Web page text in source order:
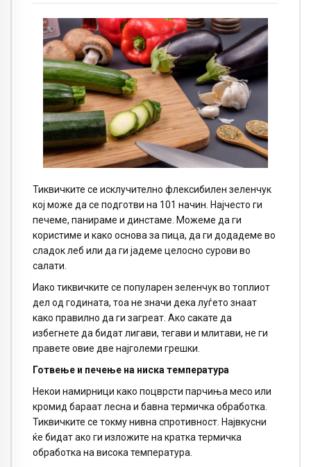
Тиквичките се исклучително флексибилен зеленчук
кој може да се подготви на 101 начин. Најчесто ги
печеме, панираме и динстаме. Можеме да ги
користиме и како основа за пица, да ги додадеме во
сладок леб или да ги јадеме целосно сурови во
салати.
Иако тиквичките се популарен зеленчук во топлиот
дел од годината, тоа не значи дека луѓето знаат
како правилно да ги загреат. Ако сакате да
избегнете да бидат лигави, тегави и млитави, не ги
правете овие две најголеми грешки.
Готвење и печење на ниска температура
Некои намирници како поцврсти парчиња месо или
кромид бараат лесна и бавна термичка обработка.
Тиквичките се токму нивна спротивност. Највкусни
ќе бидат ако ги изложите на кратка термичка
обработка на висока температура.